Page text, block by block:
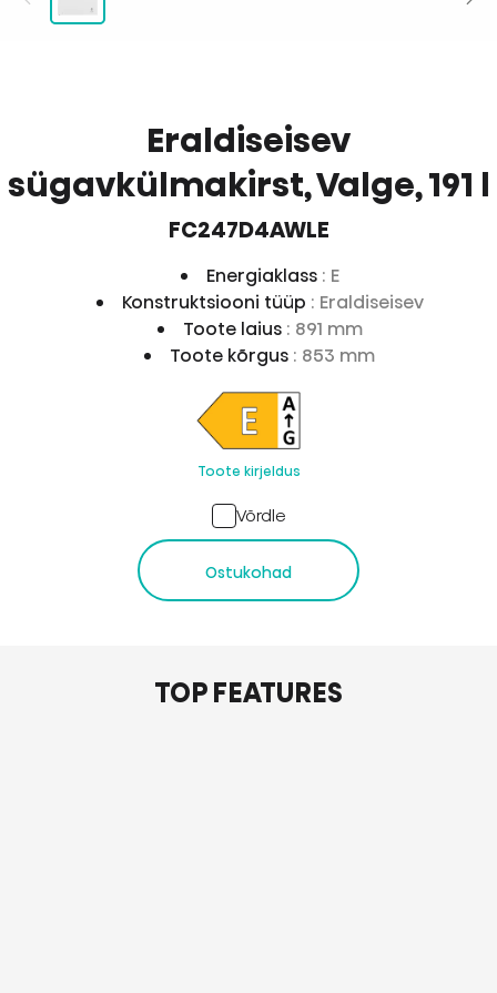
Eraldiseisev
sügavkülmakirst, Valge, 191 l
FC247D4AWLE
Energiaklass : E
Konstruktsiooni tüüp : Eraldiseisev
Toote laius : 891 mm
Toote kõrgus : 853 mm
Toote kirjeldus
Võrdle
Ostukohad
TOP FEATURES